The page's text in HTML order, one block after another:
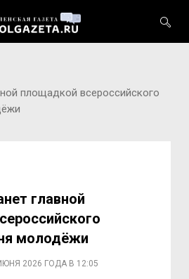
площадкой всероссийского
главной
молодёжи
2026 ГОДА В 12:05